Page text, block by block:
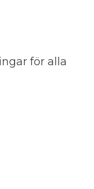
för alla